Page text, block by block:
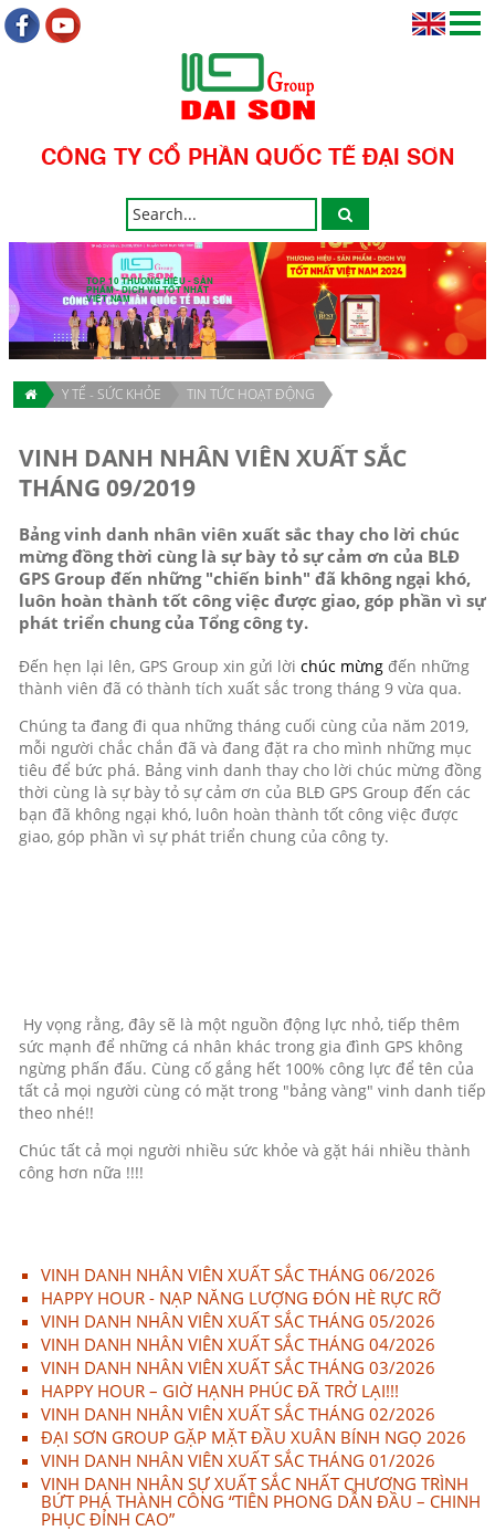
CÔNG TY CỔ PHẦN QUỐC TẾ ĐẠI SƠN
TOP 10 THƯƠNG HIỆU - SẢN
PHẨM - DỊCH VỤ TỐT NHẤT
VIỆT NAM
Y TẾ - SỨC KHỎE TIN TỨC HOẠT ĐỘNG
VINH DANH NHÂN VIÊN XUẤT SẮC
THÁNG 09/2019
Bảng vinh danh nhân viên xuất sắc thay cho lời chúc
mừng đồng thời cùng là sự bày tỏ sự cảm ơn của BLĐ
GPS Group đến những "chiến binh" đã không ngại khó,
luôn hoàn thành tốt công việc được giao, góp phần vì sự
phát triển chung của Tổng công ty.
Đến hẹn lại lên, GPS Group xin gửi lời chúc mừngđến những
thành viên đã có thành tích xuất sắc trong tháng 9 vừa qua.
Chúng ta đang đi qua những tháng cuối cùng của năm 2019,
mỗi người chắc chắn đã và đang đặt ra cho mình những mục
tiêu để bức phá. Bảng vinh danh thay cho lời chúc mừng đồng
thời cùng là sự bày tỏ sự cảm ơn của BLĐ GPS Group đến các
bạn đã không ngại khó, luôn hoàn thành tốt công việc được
giao, góp phần vì sự phát triển chung của công ty.
Hy vọng rằng, đây sẽ là một nguồn động lực nhỏ, tiếp thêm
sức mạnh để những cá nhân khác trong gia đình GPS không
ngừng phấn đấu. Cùng cố gắng hết 100% công lực để tên của
tất cả mọi người cùng có mặt trong "bảng vàng" vinh danh tiếp
theo nhé!!
Chúc tất cả mọi người nhiều sức khỏe và gặt hái nhiều thành
công hơn nữa !!!!
VINH DANH NHÂN VIÊN XUẤT SẮC THÁNG 06/2026
HAPPY HOUR - NẠP NĂNG LƯỢNG ĐÓN HÈ RỰC RỠ
VINH DANH NHÂN VIÊN XUẤT SẮC THÁNG 05/2026
VINH DANH NHÂN VIÊN XUẤT SẮC THÁNG 04/2026
VINH DANH NHÂN VIÊN XUẤT SẮC THÁNG 03/2026
HAPPY HOUR – GIỜ HẠNH PHÚC ĐÃ TRỞ LẠI!!!
VINH DANH NHÂN VIÊN XUẤT SẮC THÁNG 02/2026
ĐẠI SƠN GROUP GẶP MẶT ĐẦU XUÂN BÍNH NGỌ 2026
VINH DANH NHÂN VIÊN XUẤT SẮC THÁNG 01/2026
VINH DANH NHÂN SỰ XUẤT SẮC NHẤT CHƯƠNG TRÌNH
BỨT PHÁ THÀNH CÔNG “TIÊN PHONG DẪN ĐẦU – CHINH
PHỤC ĐỈNH CAO”